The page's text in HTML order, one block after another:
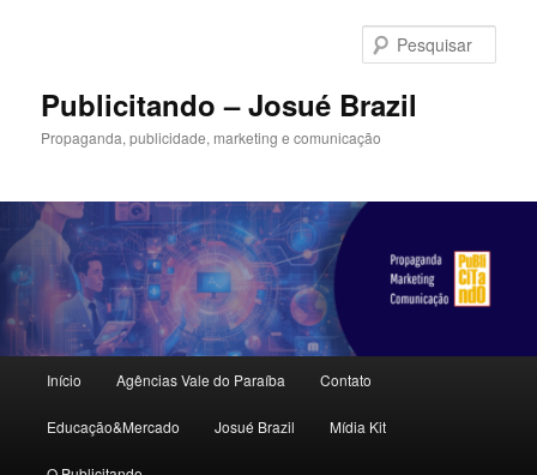
principalPublicitando – Josué Brazil
Propaganda, publicidade, marketing e comunicação
principal
Início Agências Vale do Paraíba Contato
Educação&Mercado Josué Brazil Mídia Kit